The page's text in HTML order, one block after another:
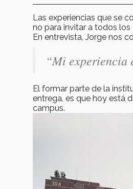
Las experiencias que se
no para invitar a todos los
En entrevista, Jorge nos
“Mi experiencia
El formar parte de la
entrega, es que hoy está
campus.